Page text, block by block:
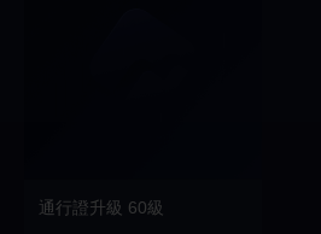
通行證升級 60級